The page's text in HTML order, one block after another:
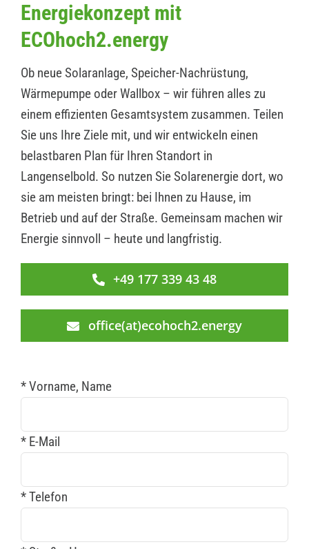
Energiekonzept mit
ECOhoch2.energy
Ob neue Solaranlage, Speicher-Nachrüstung,
Wärmepumpe oder Wallbox – wir führen alles zu
einem effizienten Gesamtsystem zusammen. Teilen
Sie uns Ihre Ziele mit, und wir entwickeln einen
belastbaren Plan für Ihren Standort in
Langenselbold. So nutzen Sie Solarenergie dort, wo
sie am meisten bringt: bei Ihnen zu Hause, im
Betrieb und auf der Straße. Gemeinsam machen wir
Energie sinnvoll – heute und langfristig.
+49 177 339 43 48
office(at)ecohoch2.energy
* Vorname, Name
* E-Mail
* Telefon